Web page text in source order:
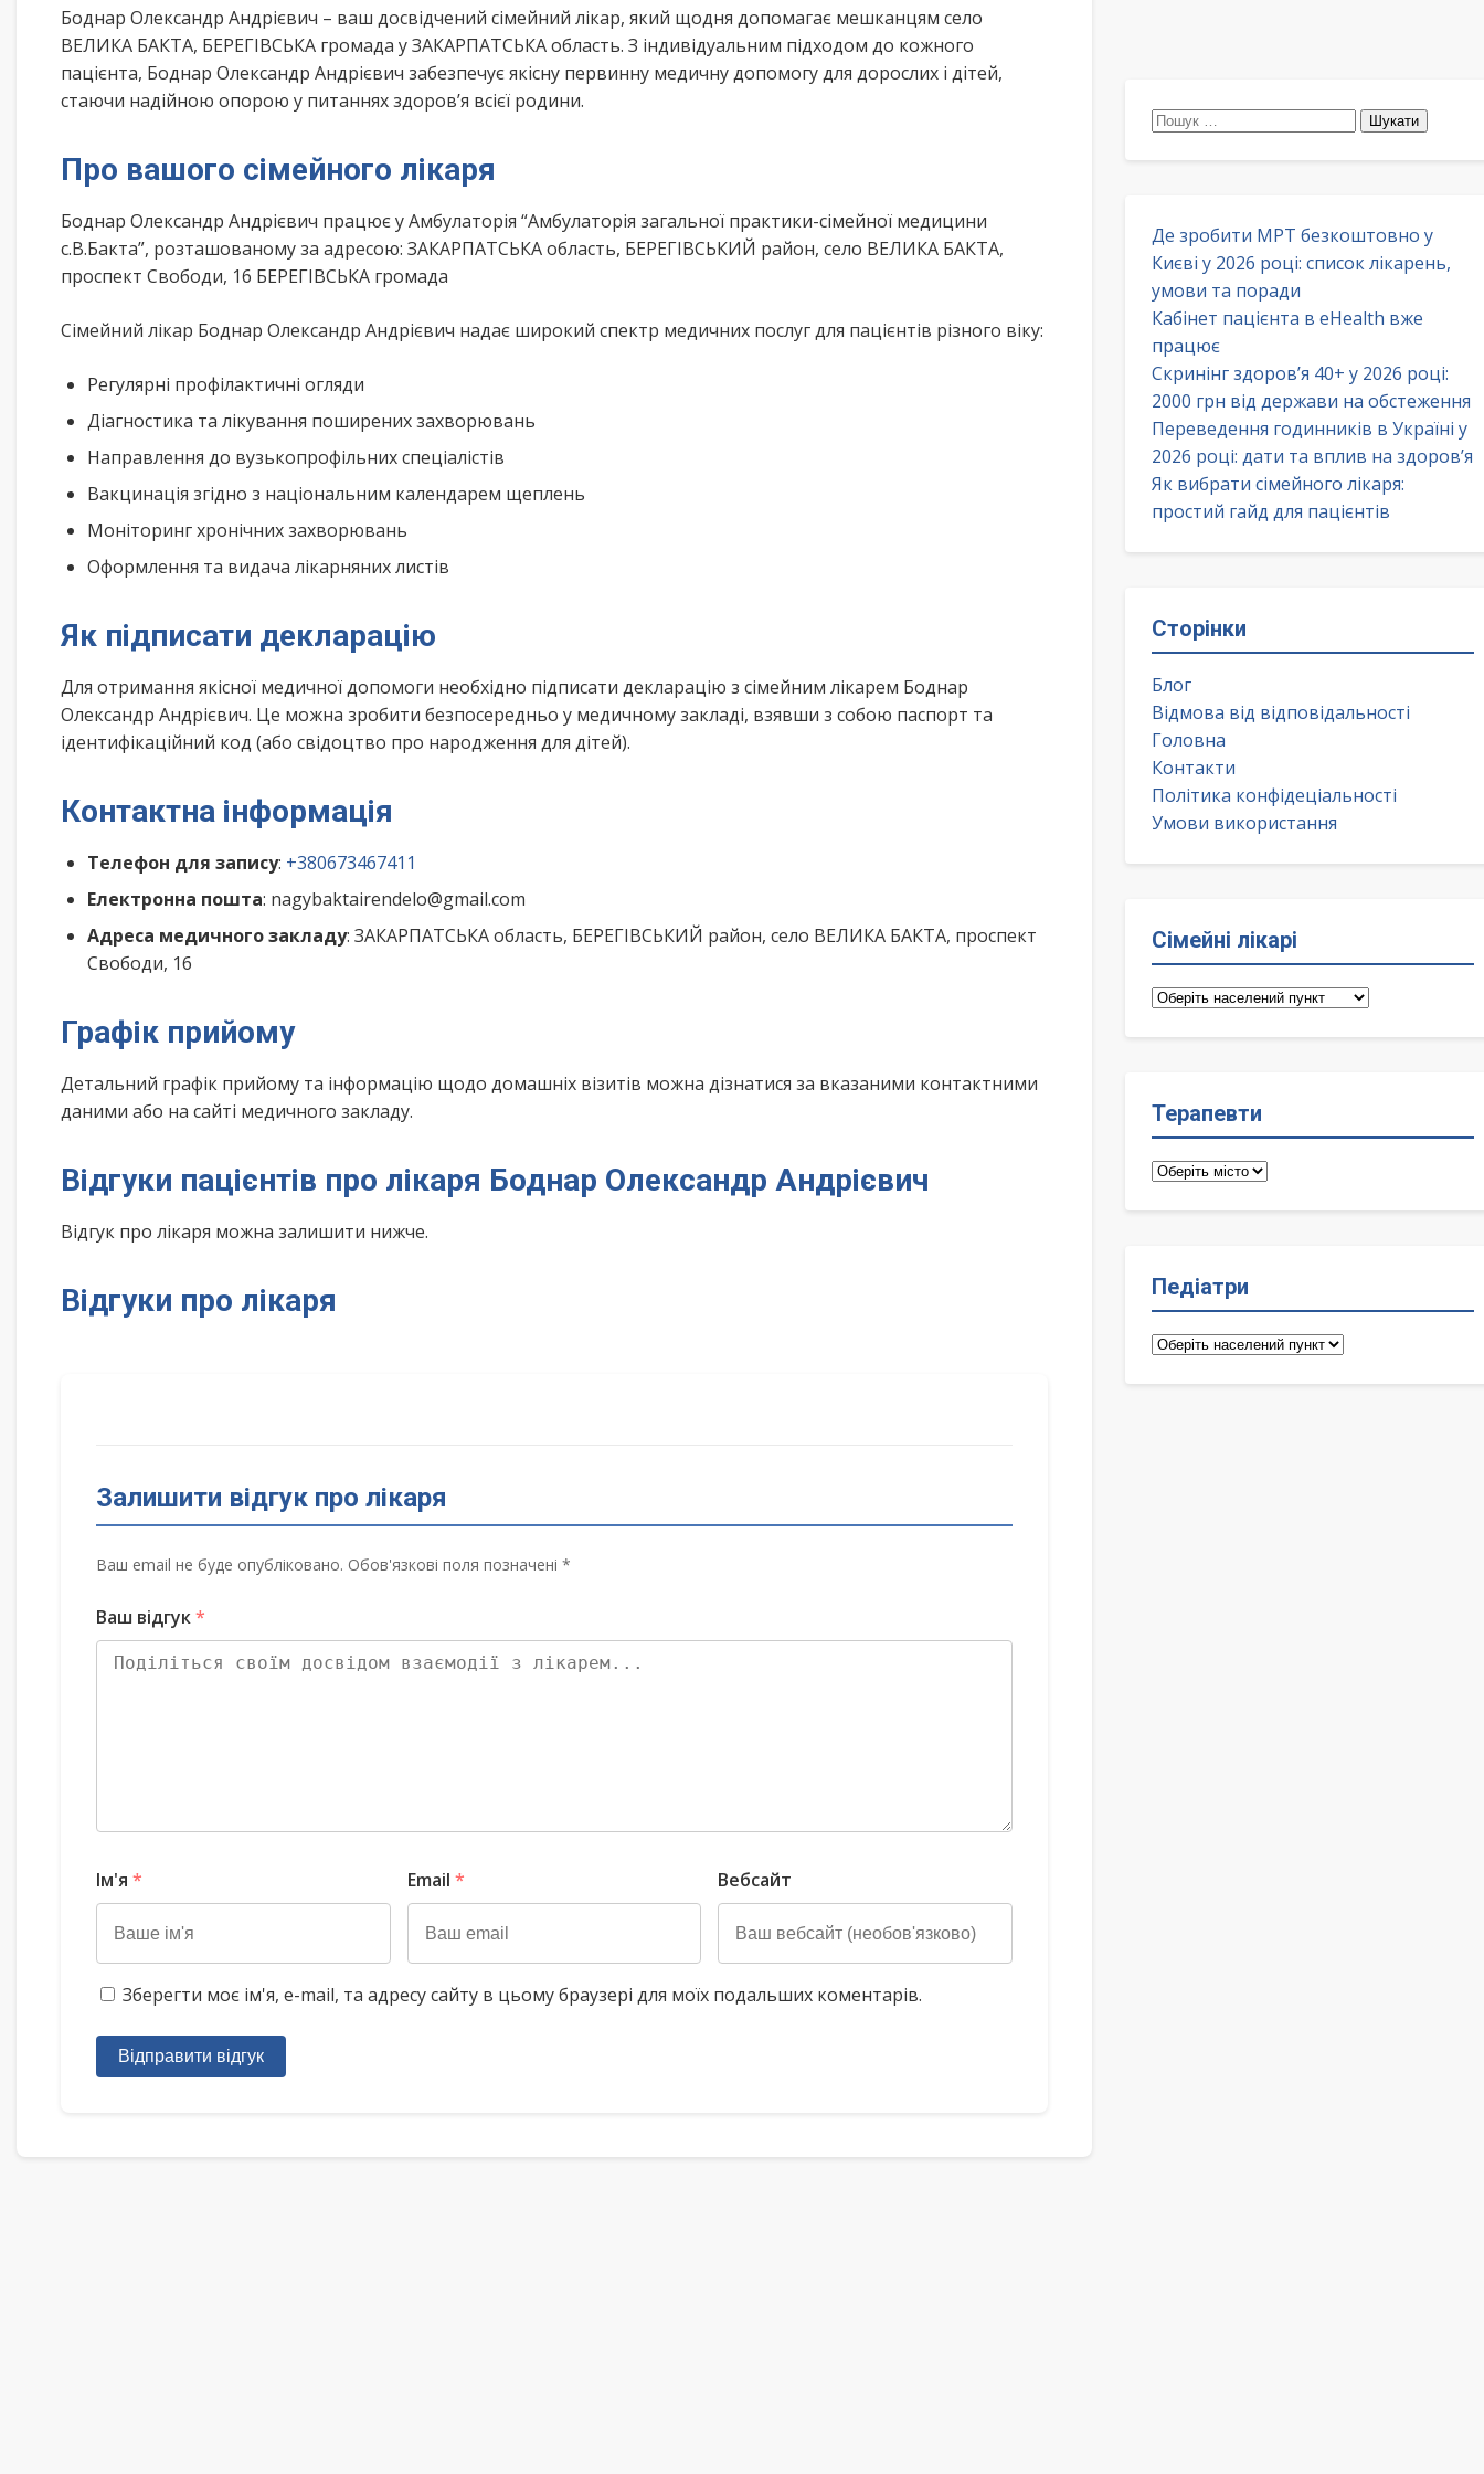
Боднар Олександр Андрієвич – ваш досвідчений сімейний лікар, який щодня допомагає мешканцям село
ВЕЛИКА БАКТА, БЕРЕГІВСЬКА громада у ЗАКАРПАТСЬКА область. З індивідуальним підходом до кожного
пацієнта, Боднар Олександр Андрієвич забезпечує якісну первинну медичну допомогу для дорослих і дітей,
стаючи надійною опорою у питаннях здоров’я всієї родини.
Про вашого сімейного лікаря
Боднар Олександр Андрієвич працює у Амбулаторія “Амбулаторія загальної практики-сімейної медицини
с.В.Бакта”, розташованому за адресою: ЗАКАРПАТСЬКА область, БЕРЕГІВСЬКИЙ район, село ВЕЛИКА БАКТА,
проспект Свободи, 16 БЕРЕГІВСЬКА громада
Сімейний лікар Боднар Олександр Андрієвич надає широкий спектр медичних послуг для пацієнтів різного віку:
Регулярні профілактичні огляди
Діагностика та лікування поширених захворювань
Направлення до вузькопрофільних спеціалістів
Вакцинація згідно з національним календарем щеплень
Моніторинг хронічних захворювань
Оформлення та видача лікарняних листів
Як підписати декларацію
Для отримання якісної медичної допомоги необхідно підписати декларацію з сімейним лікарем Боднар
Олександр Андрієвич. Це можна зробити безпосередньо у медичному закладі, взявши з собою паспорт та
ідентифікаційний код (або свідоцтво про народження для дітей).
Контактна інформація
Телефон для запису: +380673467411
Електронна пошта: nagybaktairendelo@gmail.com
Адреса медичного закладу: ЗАКАРПАТСЬКА область, БЕРЕГІВСЬКИЙ район, село ВЕЛИКА БАКТА, проспект
Свободи, 16
Графік прийому
Детальний графік прийому та інформацію щодо домашніх візитів можна дізнатися за вказаними контактними
даними або на сайті медичного закладу.
Відгуки пацієнтів про лікаря Боднар Олександр Андрієвич
Відгук про лікаря можна залишити нижче.
Відгуки про лікаря
Залишити відгук про лікаря
Ваш email не буде опубліковано. Обов'язкові поля позначені *
Ваш відгук*
Ім'я * Email * Вебсайт
Зберегти моє ім'я, e-mail, та адресу сайту в цьому браузері для моїх подальших коментарів.
Відправити відгук
Пошук:
Де зробити МРТ безкоштовно у
Києві у 2026 році: список лікарень,
умови та поради
Кабінет пацієнта в eHealth вже
працює
Скринінг здоров’я 40+ у 2026 році:
2000 грн від держави на обстеження
Переведення годинників в Україні у
2026 році: дати та вплив на здоров’я
Як вибрати сімейного лікаря:
простий гайд для пацієнтів
Сторінки
Блог
Відмова від відповідальності
Головна
Контакти
Політика конфідеціальності
Умови використання
Сімейні лікарі
Сімейні
Терапевти
Терапевти
Педіатри
Педіатри